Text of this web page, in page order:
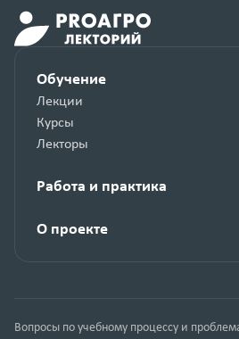
Обучение
Лекции
Курсы
Лекторы
Работа и практика
О проекте
Вопросы по учебному процессу и